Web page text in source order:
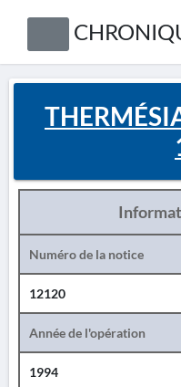
Numéro de la notice
12120
Année de l'opération
1994